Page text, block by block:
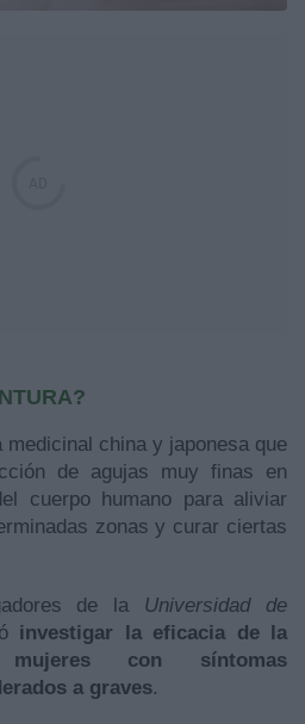
china y japonesa que
de agujas muy finas en
cuerpo humano para aliviar
zonas y curar ciertas
de la Universidad de
investigar la eficacia de la
con síntomas
a graves.